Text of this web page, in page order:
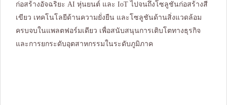
ก่อสร้างอัจฉริยะ AI หุ่นยนต์ และ IoT ไปจนถึงโซลูชันก่อสร้างสี
เขียว เทคโนโลยีด้านความยั่งยืน และโซลูชันด้านสิ่งแวดล้อม
ครบจบในแพลตฟอร์มเดียว เพื่อสนับสนุนการเติบโตทางธุรกิจ
และการยกระดับอุตสาหกรรมในระดับภูมิภาค